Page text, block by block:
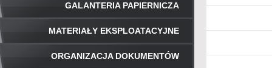
GALANTERIA PAPIERNICZA
MATERIAŁY EKSPLOATACYJNE
ORGANIZACJA DOKUMENTÓW